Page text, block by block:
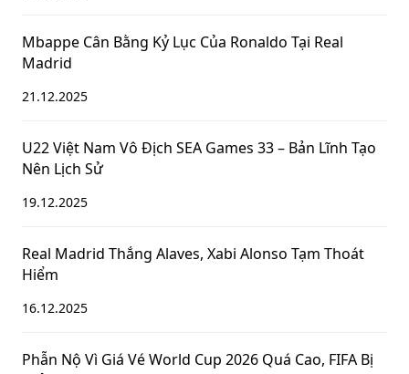
Mbappe Cân Bằng Kỷ Lục Của Ronaldo Tại Real
Madrid
21.12.2025
U22 Việt Nam Vô Địch SEA Games 33 – Bản Lĩnh Tạo
Nên Lịch Sử
19.12.2025
Real Madrid Thắng Alaves, Xabi Alonso Tạm Thoát
Hiểm
16.12.2025
Phẫn Nộ Vì Giá Vé World Cup 2026 Quá Cao, FIFA Bị